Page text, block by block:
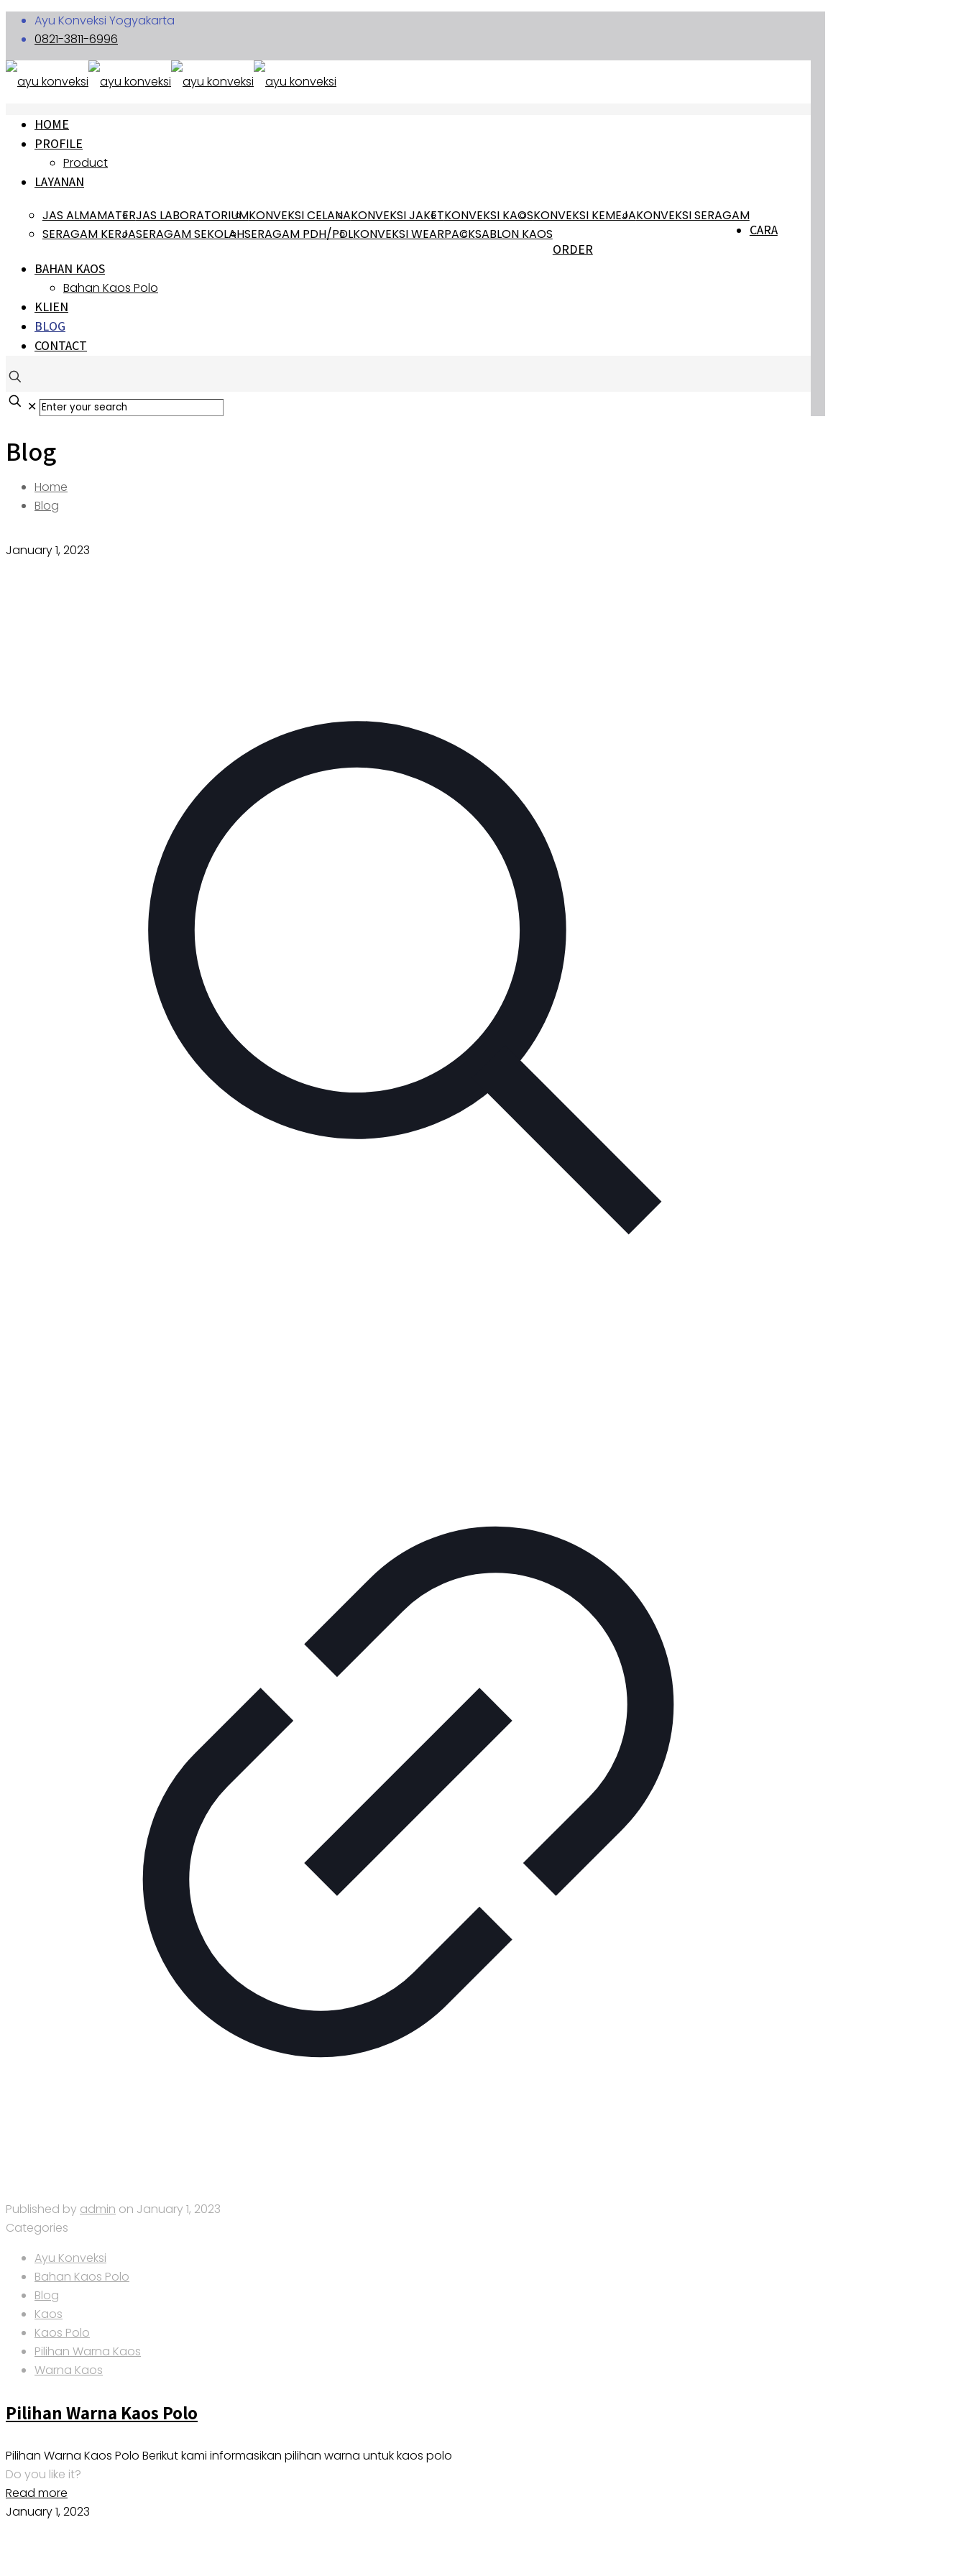
Ayu Konveksi Yogyakarta
0821-3811-6996
HOME
PROFILE
Product
LAYANAN
JAS ALMAMATERJAS LABORATORIUMKONVEKSI CELANAKONVEKSI JAKETKONVEKSI KAOSKONVEKSI KEMEJAKONVEKSI SERAGAM
SERAGAM KERJASERAGAM SEKOLAHSERAGAM PDH/PDLKONVEKSI WEARPACKSABLON KAOS
CARA
ORDER
BAHAN KAOS
Bahan Kaos Polo
KLIEN
BLOG
CONTACT
✕
Blog
Home
Blog
January 1, 2023
Published by admin on January 1, 2023
Categories
Ayu Konveksi
Bahan Kaos Polo
Blog
Kaos
Kaos Polo
Pilihan Warna Kaos
Warna Kaos
Pilihan Warna Kaos Polo
Pilihan Warna Kaos Polo Berikut kami informasikan pilihan warna untuk kaos polo
Do you like it?
Read more
January 1, 2023